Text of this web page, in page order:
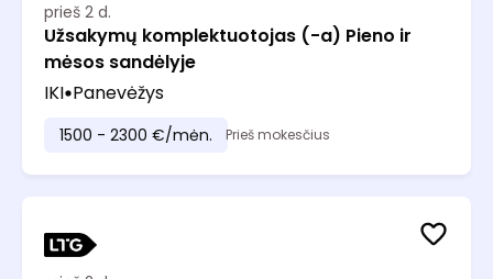
prieš 2 d.
Užsakymų komplektuotojas (-a) Pieno ir
mėsos sandėlyje
IKI Panevėžys
1500 - 2300 €/mėn. Prieš mokesčius